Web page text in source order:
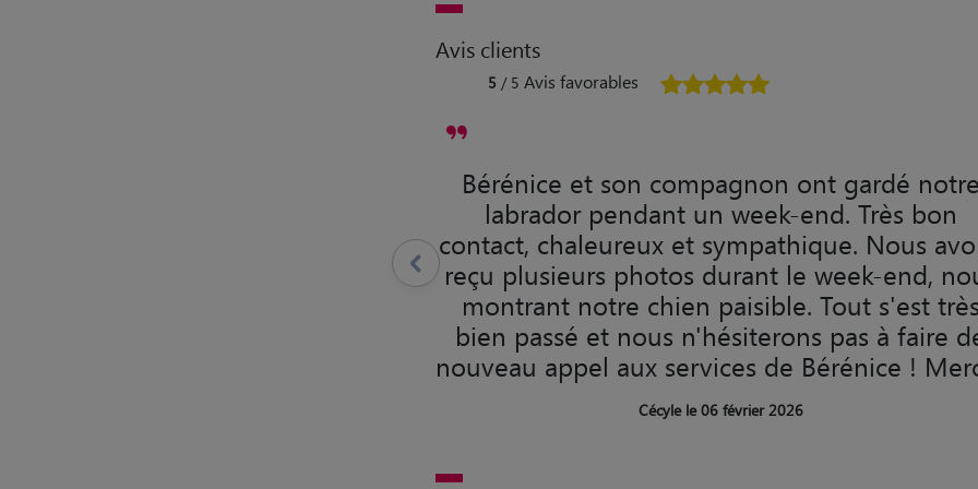
Avis clients
5 / 5 Avis favorables
Bérénice et son compagnon ont gardé notre
labrador pendant un week-end. Très bon
contact, chaleureux et sympathique. Nous
reçu plusieurs photos durant le week-end,
montrant notre chien paisible. Tout s'est très
bien passé et nous n'hésiterons pas à faire
nouveau appel aux services de Bérénice !
Cécyle le 06 février 2026